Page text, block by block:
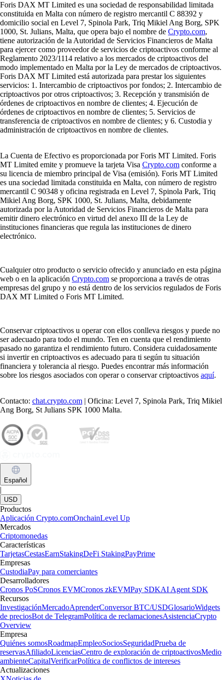
Foris DAX MT Limited es una sociedad de responsabilidad limitada
constituida en Malta con número de registro mercantil C 88392 y
domicilio social en Level 7, Spinola Park, Triq Mikiel Ang Borg, SPK
1000, St. Julians, Malta, que opera bajo el nombre de Crypto.com,
tiene autorización de la Autoridad de Servicios Financieros de Malta
para ejercer como proveedor de servicios de criptoactivos conforme al
Reglamento 2023/1114 relativo a los mercados de criptoactivos del
modo implementado en Malta por la Ley de mercados de criptoactivos.
Foris DAX MT Limited está autorizada para prestar los siguientes
servicios: 1. Intercambio de criptoactivos por fondos; 2. Intercambio de
criptoactivos por otros criptoactivos; 3. Recepción y transmisión de
órdenes de criptoactivos en nombre de clientes; 4. Ejecución de
órdenes de criptoactivos en nombre de clientes; 5. Servicios de
transferencia de criptoactivos en nombre de clientes; y 6. Custodia y
administración de criptoactivos en nombre de clientes.
La Cuenta de Efectivo es proporcionada por Foris MT Limited. Foris
MT Limited emite y promueve la tarjeta Visa Crypto.com conforme a
su licencia de miembro principal de Visa (emisión). Foris MT Limited
es una sociedad limitada constituida en Malta, con número de registro
mercantil C 90348 y oficina registrada en Level 7, Spinola Park, Triq
Mikiel Ang Borg, SPK 1000, St. Julians, Malta, debidamente
autorizada por la Autoridad de Servicios Financieros de Malta para
emitir dinero electrónico en virtud del anexo III de la Ley de
instituciones financieras que regula las instituciones de dinero
electrónico.
Cualquier otro producto o servicio ofrecido y anunciado en esta página
web o en la aplicación Crypto.com se proporciona a través de otras
empresas del grupo y no está dentro de los servicios regulados de Foris
DAX MT Limited o Foris MT Limited.
Conservar criptoactivos u operar con ellos conlleva riesgos y puede no
ser adecuado para todo el mundo. Ten en cuenta que el rendimiento
pasado no garantiza el rendimiento futuro. Considera cuidadosamente
si invertir en criptoactivos es adecuado para ti según tu situación
financiera y tolerancia al riesgo. Puedes encontrar más información
sobre los riesgos asociados con operar o conservar criptoactivos aquí.
Contacto: chat.crypto.com | Oficina: Level 7, Spinola Park, Triq Mikiel
Ang Borg, St Julians SPK 1000 Malta.
Español
|
USD
Productos
Aplicación Crypto.comOnchainLevel Up
Mercados
Criptomonedas
Características
TarjetasCestasEarnStakingDeFi StakingPayPrime
Empresas
CustodiaPay para comerciantes
Desarrolladores
Cronos PoSCronos EVMCronos zkEVMPay SDKAI Agent SDK
Recursos
InvestigaciónMercadoAprenderConversor BTC/USDGlosarioWidgets
de preciosBot de TelegramPolítica de reclamacionesAsistenciaCrypto
Overview
Empresa
Quiénes somosRoadmapEmpleoSociosSeguridadPrueba de
reservasAfiliadoLicenciasCentro de exploración de criptoactivosMedio
ambienteCapitalVerificarPolítica de conflictos de intereses
Actualizaciones